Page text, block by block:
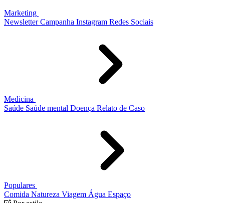
Marketing
Newsletter Campanha Instagram Redes Sociais
Medicina
Saúde Saúde mental Doença Relato de Caso
Populares
Comida Natureza Viagem Água Espaço